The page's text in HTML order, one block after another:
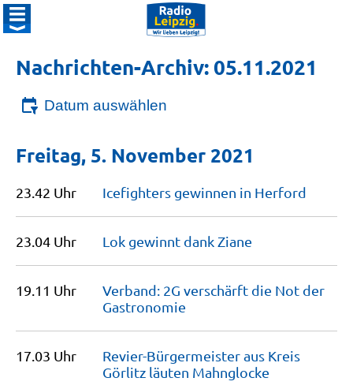
Nachrichten-Archiv: 05.11.2021
Datum auswählen
Freitag, 5. November 2021
23.42 Uhr Icefighters gewinnen in Herford
23.04 Uhr Lok gewinnt dank Ziane
19.11 Uhr
Verband: 2G verschärft die Not der
Gastronomie
17.03 Uhr
Revier-Bürgermeister aus Kreis
Görlitz läuten Mahnglocke